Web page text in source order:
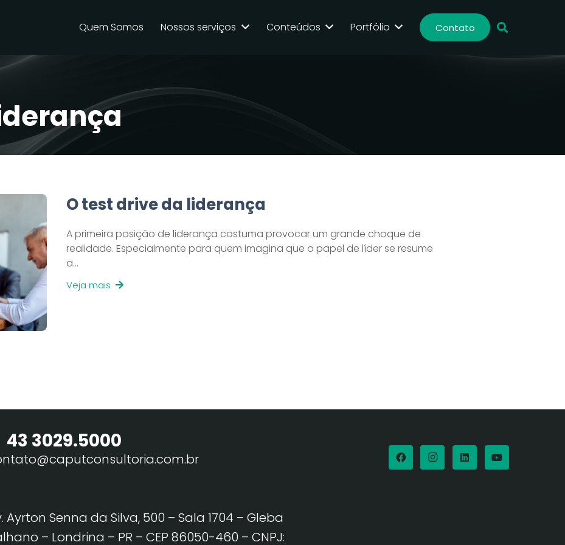
Quem Somos Nossos serviços Conteúdos Portfólio Contato
O test drive da liderança
A primeira posição de liderança costuma provocar um grande choque de
realidade. Especialmente para quem imagina que o papel de líder se resume
a…
Veja mais
43 3029.5000
Ayrton Senna da Silva, 500 – Sala 1704 – Gleba
– Londrina – PR – CEP 86050-460 – CNPJ: